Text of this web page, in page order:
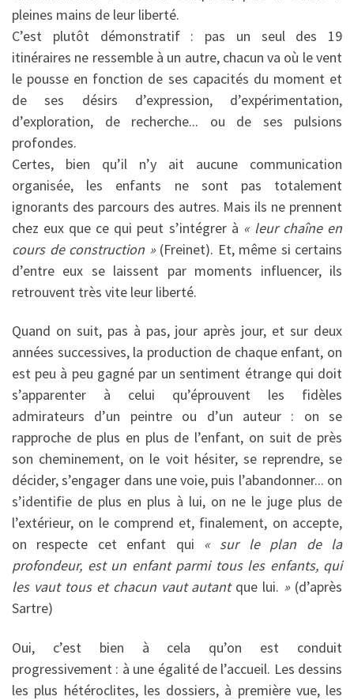
pleines mains de leur liberté.
C’est plutôt démonstratif : pas un seul des 19
itinéraires ne ressemble à un autre, chacun va où le vent
le pousse en fonction de ses capacités du moment et
de ses désirs d’expression, d’expérimentation,
d’exploration, de recherche... ou de ses pulsions
profondes.
Certes, bien qu’il n’y ait aucune communication
organisée, les enfants ne sont pas totalement
ignorants des parcours des autres. Mais ils ne prennent
chez eux que ce qui peut s’intégrer à « leur chaîne en
cours de construction »(Freinet). Et, même si certains
d’entre eux se laissent par moments influencer, ils
retrouvent très vite leur liberté.
Quand on suit, pas à pas, jour après jour, et sur deux
années successives, la production de chaque enfant, on
est peu à peu gagné par un sentiment étrange qui doit
s’apparenter à celui qu’éprouvent les fidèles
admirateurs d’un peintre ou d’un auteur : on se
rapproche de plus en plus de l’enfant, on suit de près
son cheminement, on le voit hésiter, se reprendre, se
décider, s’engager dans une voie, puis l’abandonner... on
s’identifie de plus en plus à lui, on ne le juge plus de
l’extérieur, on le comprend et, finalement, on accepte,
on respecte cet enfant qui « sur le plan de la
profondeur, est un enfant parmi tous les enfants, qui
les vaut tous et chacun vaut autant que lui. » (d’après
Sartre)
Oui, c’est bien à cela qu’on est conduit
progressivement : à une égalité de l’accueil. Les dessins
les plus hétéroclites, les dossiers, à première vue, les